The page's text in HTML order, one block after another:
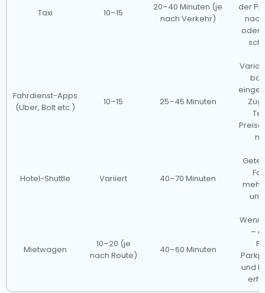
Taxi 10–15
20–40 Minuten (je
nach Verkehr)
der
oder
Fahrdienst-Apps
(Uber, Bolt etc.)
10–15 25–45 Minuten
Hotel-Shuttle Variiert 40–70 Minuten
Mietwagen
10–20 (je
nach Route)
40–60 Minuten
–
und